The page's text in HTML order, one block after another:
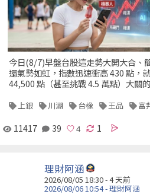
今日(8/7)早盤台股這走勢大開大合、
還氣勢如虹，指數迅速衝高 430 點，
44,500 點（甚至挑戰 4.5 萬點）大關
上銀 川湖 台橡 王品 富
11417 39 1
理財阿涵
2026/08/05 18:30 - 4 天前
2026/08/06 10:54 - 理財阿涵